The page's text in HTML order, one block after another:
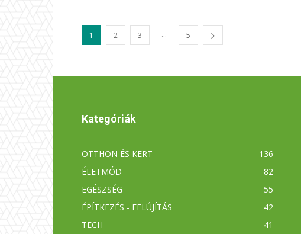
1 2 3 ... 5
Kategóriák
OTTHON ÉS KERT
136
ÉLETMÓD
82
EGÉSZSÉG
55
ÉPÍTKEZÉS - FELÚJÍTÁS
42
TECH
41